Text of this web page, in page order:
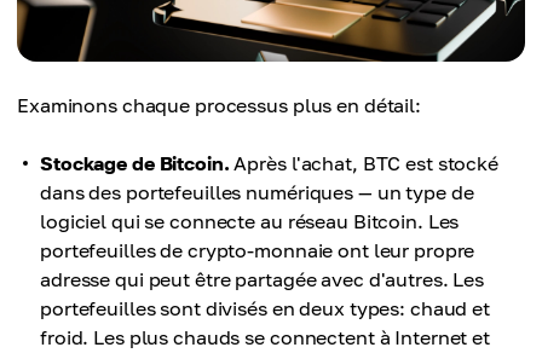
Examinons chaque processus plus en détail:
Stockage de Bitcoin. Après l'achat, BTC est stocké
dans des portefeuilles numériques — un type de
logiciel qui se connecte au réseau Bitcoin. Les
portefeuilles de crypto-monnaie ont leur propre
adresse qui peut être partagée avec d'autres. Les
portefeuilles sont divisés en deux types: chaud et
froid. Les plus chauds se connectent à Internet et